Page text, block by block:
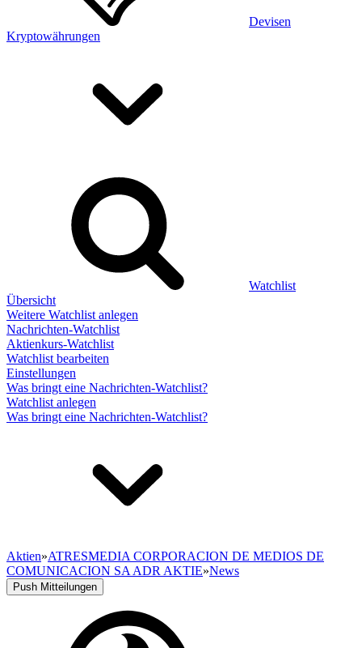
Devisen
Kryptowährungen
Watchlist
Übersicht
Weitere Watchlist anlegen
Nachrichten-Watchlist
Aktienkurs-Watchlist
Watchlist bearbeiten
Einstellungen
Was bringt eine Nachrichten-Watchlist?
Watchlist anlegen
Was bringt eine Nachrichten-Watchlist?
Aktien»ATRESMEDIA CORPORACION DE MEDIOS DE
COMUNICACION SA ADR AKTIE»News
Push Mitteilungen